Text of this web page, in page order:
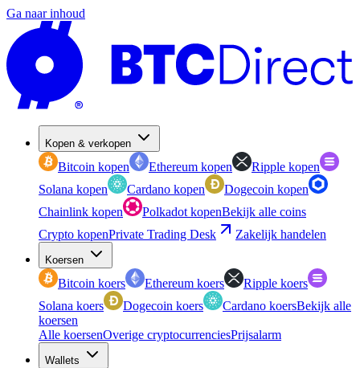
Ga naar inhoud
Kopen & verkopen
Bitcoin kopen Ethereum kopen
Ripple kopen
Solana kopen
Cardano kopen
Dogecoin kopen
Chainlink kopen
Polkadot kopenBekijk alle coins
Crypto kopenPrivate Trading Desk Zakelijk handelen
Koersen
Bitcoin koers Ethereum koers
Ripple koers
Solana koers
Dogecoin koers Cardano koersBekijk alle
koersen
Alle koersenOverige cryptocurrenciesPrijsalarm
Wallets